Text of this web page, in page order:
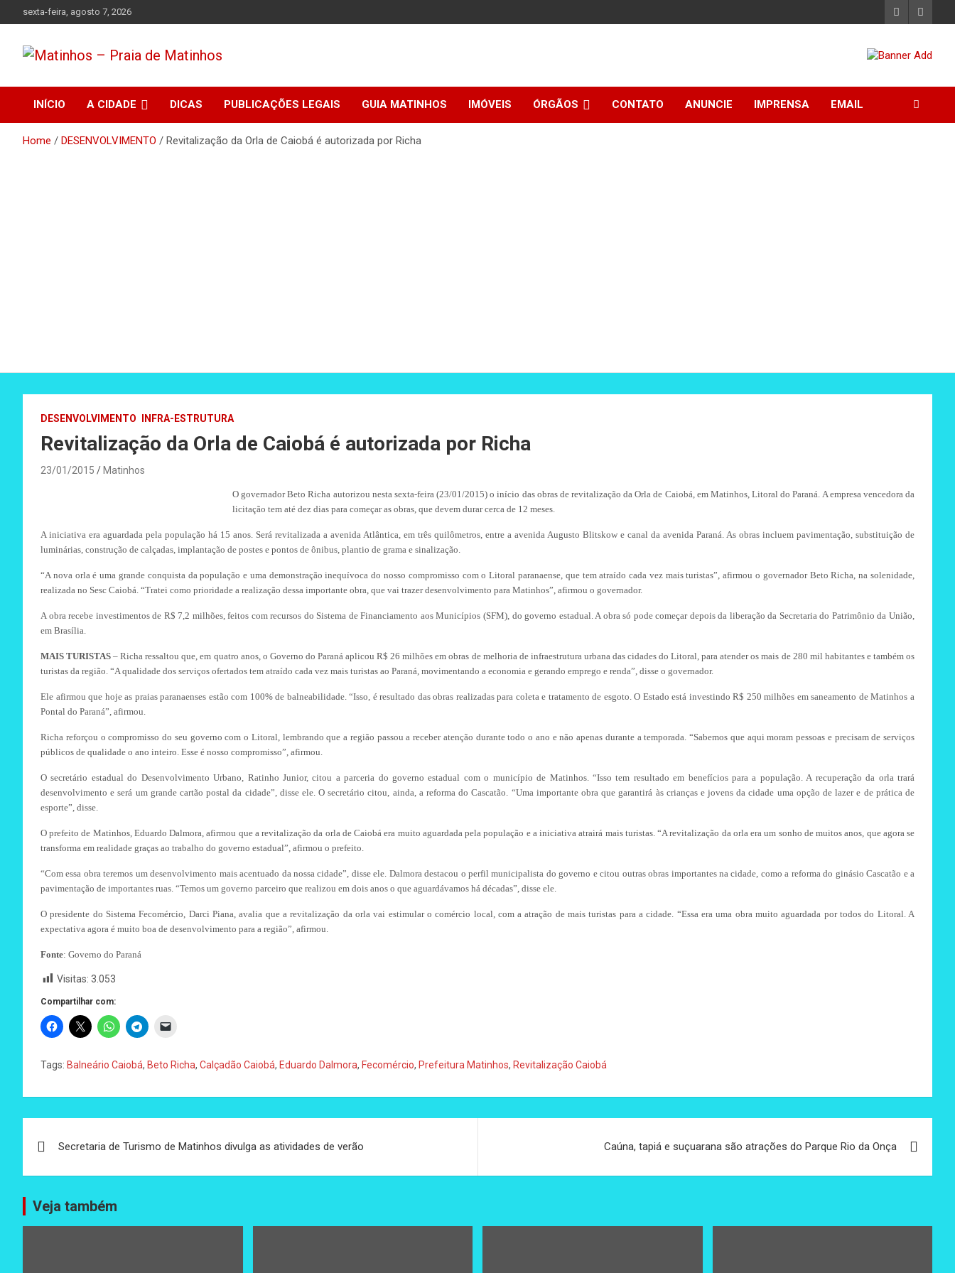
to
sexta-feira, agosto 7, 2026
Matinhos – Praia de
Matinhos
INÍCIO A CIDADE DICAS PUBLICAÇÕES LEGAIS GUIA MATINHOS IMÓVEIS ÓRGÃOS CONTATO ANUNCIE IMPRENSA EMAIL
Home DESENVOLVIMENTO Revitalização da Orla de Caiobá é autorizada por Richa
DESENVOLVIMENTO INFRA-ESTRUTURA
Revitalização da Orla de Caiobá é autorizada por Richa
23/01/2015 Matinhos
O governador Beto Richa autorizou nesta sexta-feira (23/01/2015) o início das obras de revitalização da Orla de Caiobá, em Matinhos, Litoral do Paraná. A empresa vencedora da
licitação tem até dez dias para começar as obras, que devem durar cerca de 12 meses.
A iniciativa era aguardada pela população há 15 anos. Será revitalizada a avenida Atlântica, em três quilômetros, entre a avenida Augusto Blitskow e canal da avenida Paraná. As obras incluem pavimentação, substituição de
luminárias, construção de calçadas, implantação de postes e pontos de ônibus, plantio de grama e sinalização.
“A nova orla é uma grande conquista da população e uma demonstração inequívoca do nosso compromisso com o Litoral paranaense, que tem atraído cada vez mais turistas”, afirmou o governador Beto Richa, na solenidade,
realizada no Sesc Caiobá. “Tratei como prioridade a realização dessa importante obra, que vai trazer desenvolvimento para Matinhos”, afirmou o governador.
A obra recebe investimentos de R$ 7,2 milhões, feitos com recursos do Sistema de Financiamento aos Municípios (SFM), do governo estadual. A obra só pode começar depois da liberação da Secretaria do Patrimônio da União,
em Brasília.
MAIS TURISTAS – Richa ressaltou que, em quatro anos, o Governo do Paraná aplicou R$ 26 milhões em obras de melhoria de infraestrutura urbana das cidades do Litoral, para atender os mais de 280 mil habitantes e também os
turistas da região. “A qualidade dos serviços ofertados tem atraído cada vez mais turistas ao Paraná, movimentando a economia e gerando emprego e renda”, disse o governador.
Ele afirmou que hoje as praias paranaenses estão com 100% de balneabilidade. “Isso, é resultado das obras realizadas para coleta e tratamento de esgoto. O Estado está investindo R$ 250 milhões em saneamento de Matinhos a
Pontal do Paraná”, afirmou.
Richa reforçou o compromisso do seu governo com o Litoral, lembrando que a região passou a receber atenção durante todo o ano e não apenas durante a temporada. “Sabemos que aqui moram pessoas e precisam de serviços
públicos de qualidade o ano inteiro. Esse é nosso compromisso”, afirmou.
O secretário estadual do Desenvolvimento Urbano, Ratinho Junior, citou a parceria do governo estadual com o município de Matinhos. “Isso tem resultado em benefícios para a população. A recuperação da orla trará
desenvolvimento e será um grande cartão postal da cidade”, disse ele. O secretário citou, ainda, a reforma do Cascatão. “Uma importante obra que garantirá às crianças e jovens da cidade uma opção de lazer e de prática de
esporte”, disse.
O prefeito de Matinhos, Eduardo Dalmora, afirmou que a revitalização da orla de Caiobá era muito aguardada pela população e a iniciativa atrairá mais turistas. “A revitalização da orla era um sonho de muitos anos, que agora se
transforma em realidade graças ao trabalho do governo estadual”, afirmou o prefeito.
“Com essa obra teremos um desenvolvimento mais acentuado da nossa cidade”, disse ele. Dalmora destacou o perfil municipalista do governo e citou outras obras importantes na cidade, como a reforma do ginásio Cascatão e a
pavimentação de importantes ruas. “Temos um governo parceiro que realizou em dois anos o que aguardávamos há décadas”, disse ele.
O presidente do Sistema Fecomércio, Darci Piana, avalia que a revitalização da orla vai estimular o comércio local, com a atração de mais turistas para a cidade. “Essa era uma obra muito aguardada por todos do Litoral. A
expectativa agora é muito boa de desenvolvimento para a região”, afirmou.
Fonte: Governo do Paraná
Visitas: 3.053
Compartilhar com:
Tags: Balneário Caiobá, Beto Richa, Calçadão Caiobá, Eduardo Dalmora, Fecomércio, Prefeitura Matinhos, Revitalização Caiobá
de
Post
Secretaria de Turismo de Matinhos divulga as atividades de verão Caúna, tapiá e suçuarana são atrações do Parque Rio da Onça
Veja também